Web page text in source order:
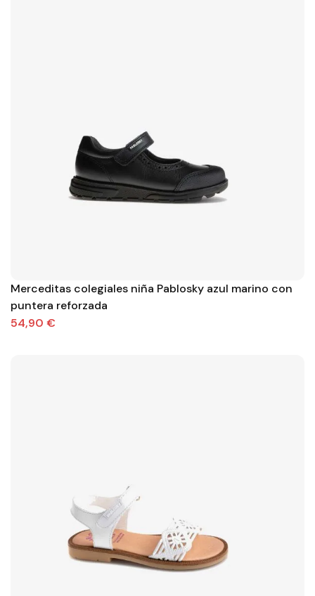
Merceditas colegiales niña Pablosky azul marino con
puntera reforzada
54,90 €